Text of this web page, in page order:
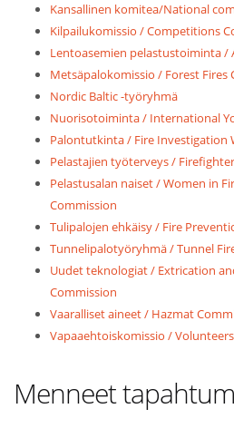
Kansallinen komitea/National
Kilpailukomissio / Competitions
Lentoasemien pelastustoiminta /
Metsäpalokomissio / Forest Fires
Nordic Baltic -työryhmä
Nuorisotoiminta / International
Palontutkinta / Fire Investigation
Pelastajien työterveys /
Pelastusalan naiset / Women in
Commission
Tulipalojen ehkäisy / Fire
Tunnelipalotyöryhmä / Tunnel
Uudet teknologiat / Extrication
Commission
Vaaralliset aineet / Hazmat
Vapaaehtoiskomissio /
Menneet